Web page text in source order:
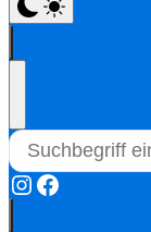
Instagram